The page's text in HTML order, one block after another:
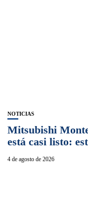
NOTICIAS
Mitsubishi
está casi listo:
4 de agosto de 2026